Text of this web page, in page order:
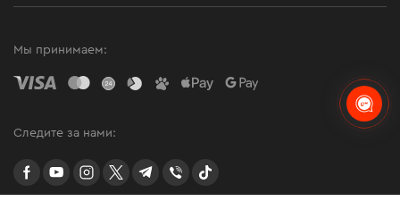
Мы принимаем:
Следите за нами:
facebookyoutubeinstagramtwittertelegram
Viber TikTok